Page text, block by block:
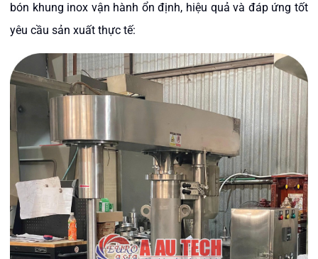
bón khung inox vận hành ổn định, hiệu quả và đáp ứng tốt
yêu cầu sản xuất thực tế: